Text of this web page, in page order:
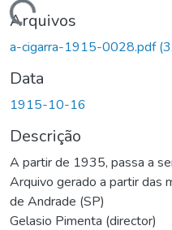
Carregando...
Arquivos
a-cigarra-1915-0028.pdf
Data
1915-10-16
Descrição
A partir de 1935, passa a
Arquivo gerado a partir das
de Andrade (SP)
Gelasio Pimenta (director)